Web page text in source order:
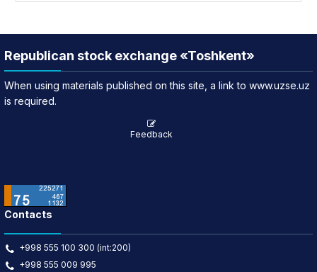
Republican stock exchange «Toshkent»
When using materials published on this site, a link to www.uzse.uz
is required.
Feedback
Contacts
+998 555 100 300 (int:200)
+998 555 009 995